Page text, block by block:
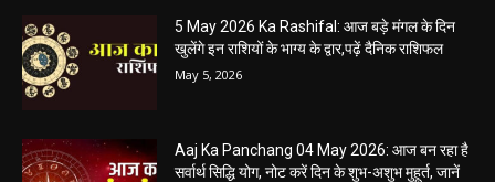
5 May 2026 Ka Rashifal: आज बड़े मंगल के दिन
खुलेंगे इन राशियों के भाग्य के द्वार,पढ़ें दैनिक राशिफल
May 5, 2026
Aaj Ka Panchang 04 May 2026: आज बन रहा है
सर्वार्थ सिद्धि योग, नोट करें दिन के शुभ-अशुभ मुहूर्त, जानें